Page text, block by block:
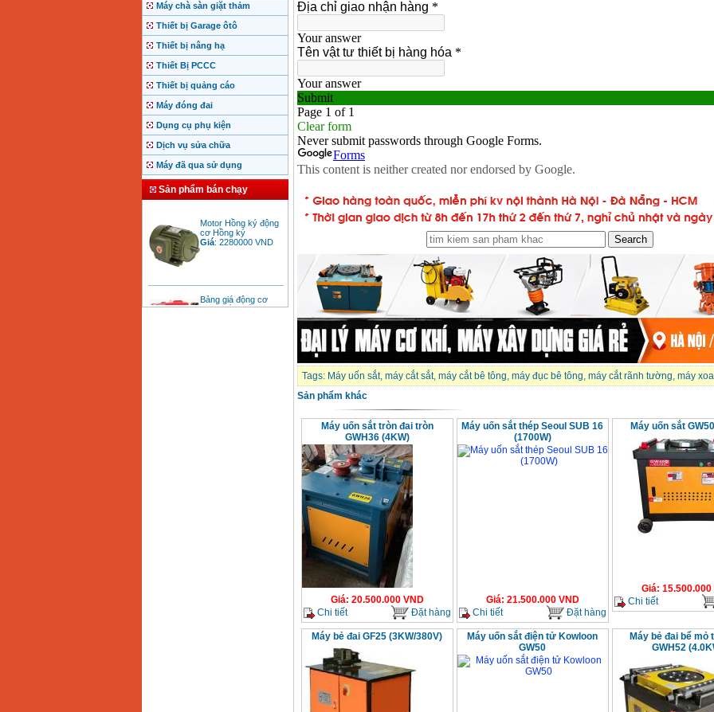
Máy chà sàn giặt thảm
Thiết bị Garage ôtô
Thiết bị nâng hạ
Thiết Bị PCCC
Thiết bị quảng cáo
Máy đóng đai
Dụng cụ phụ kiện
Dịch vụ sửa chữa
Máy đã qua sử dụng
Sản phẩm bán chạy
cơ Hồng ký
Giá:2280000 VND
Bảng giá động cơ
diesel đầu nổ diesel
Giá:6500000VND
Tags: Máy uốn sắt, máy cắt sắt, máy cắt bê tông, máy đục bê tông, máy cắt rãnh tường, máy
Sản phẩm khác
Máy uốn sắt tròn đai tròn
GWH36 (4KW)
Giá: 20.500.000VND
Chi tiết
Đặt hàng
Máy uốn sắt thép Seoul SUB 16
(1700W)
Giá: 21.500.000VND
Chi tiết
Đặt hàng
Máy uốn sắt
Giá: 15.500.000
Chi tiết
Máy bẻ đai GF25 (3KW/380V)
Máy uốn sắt điện tử Kowloon
GW50
Máy bẻ đai bể mỏ
GWH52